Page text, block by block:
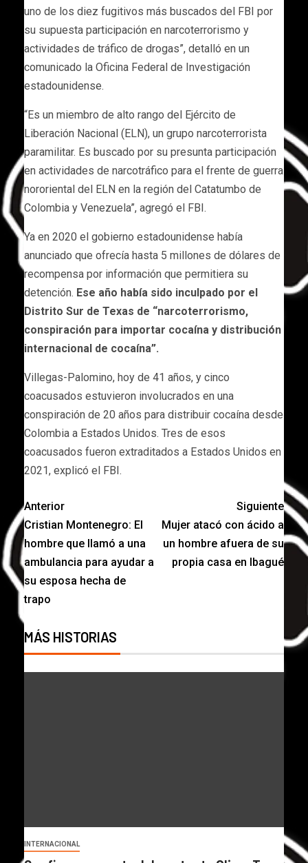
uno de los diez fugitivos más buscados del FBI por
su supuesta participación en narcoterrorismo y
actividades de tráfico de drogas”, detalló en un
comunicado la Oficina Federal de Investigación
estadounidense.
“Es un miembro de alto rango del Ejército de
Liberación Nacional (ELN), un grupo narcoterrorista
paramilitar. Es buscado por su presunta participación
en actividades de narcotráfico para el frente de guerra
nororiental del ELN en la región del Catatumbo de
Colombia y Venezuela”, agregó el FBI.
Ya en 2020 el gobierno estadounidense había
anunciado que ofrecía hasta 5 millones de dólares de
recompensa por información que permitiera su
detención. Ese año había sido inculpado por el
Distrito Sur de Texas de “narcoterrorismo,
conspiración para importar cocaína y distribución
internacional de cocaína”.
Villegas-Palomino, hoy de 41 años, y cinco
coacusados estuvieron involucrados en una
conspiración de 20 años para distribuir cocaína desde
Colombia a Estados Unidos. Tres de esos
coacusados fueron extraditados a Estados Unidos en
2021, explicó el FBI.
Anterior
Cristian Montenegro: El
hombre que llamó a una
ambulancia para ayudar a
su esposa hecha de
trapo
Siguiente
Mujer atacó con ácido a
un hombre afuera de su
propia casa en Ibagué
MÁS HISTORIAS
INTERNACIONAL